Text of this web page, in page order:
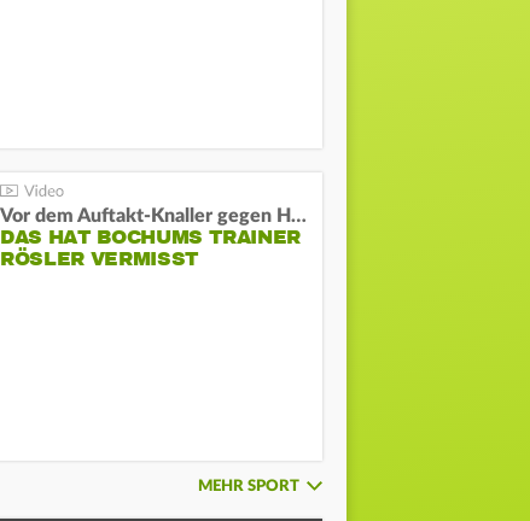
Vor dem Auftakt-Knaller gegen Hertha:
DAS HAT BOCHUMS TRAINER
RÖSLER VERMISST
MEHR SPORT